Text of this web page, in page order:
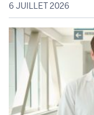
6 JUILLET 2026